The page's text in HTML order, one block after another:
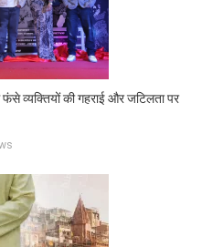
व्यक्तियों की गहराई और जटिलता पर